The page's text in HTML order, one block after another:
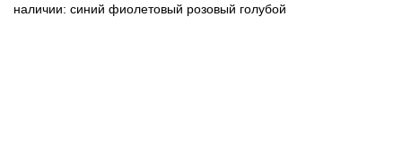
наличии: синий фиолетовый розовый голубой